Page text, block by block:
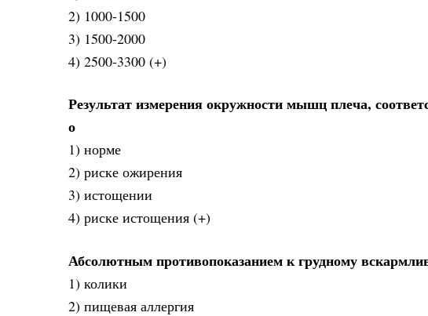
2) 1000-1500
3) 1500-2000
4) 2500-3300 (+)
Результат измерения окружности мышц плеча,
о
1) норме
2) риске ожирения
3) истощении
4) риске истощения (+)
Абсолютным противопоказанием к грудному
1) колики
2) пищевая аллергия